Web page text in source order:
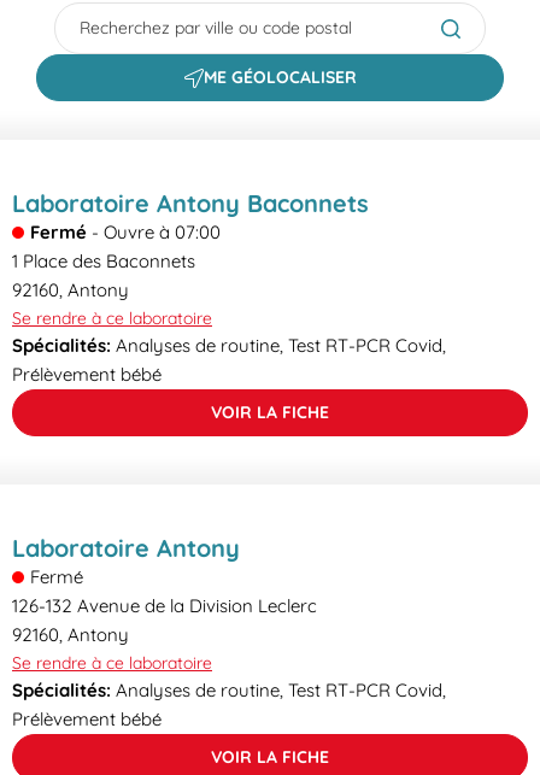
City, State/Province, Zip or City & Country
Submit a
ME GÉOLOCALISER
Laboratoire Antony Baconnets
Fermé - Ouvre à 07:00
1 Place des Baconnets
92160, Antony
Se rendre à ce laboratoire
Spécialités: Analyses de routine, Test RT-PCR Covid,
Prélèvement bébé
VOIR LA FICHE
Laboratoire Antony
Fermé
126-132 Avenue de la Division Leclerc
92160, Antony
Se rendre à ce laboratoire
Spécialités: Analyses de routine, Test RT-PCR Covid,
Prélèvement bébé
VOIR LA FICHE